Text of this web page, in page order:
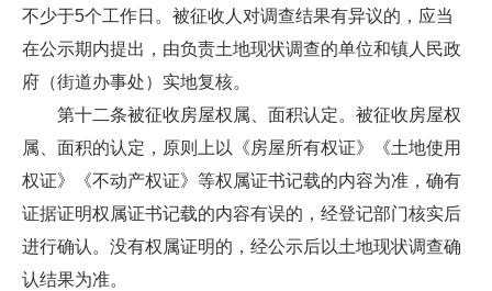
不少于5个工作日。被征收人对调查结果有异议的，应当
在公示期内提出，由负责土地现状调查的单位和镇人民政
府（街道办事处）实地复核。
第十二条被征收房屋权属、面积认定。被征收房屋权
属、面积的认定，原则上以《房屋所有权证》《土地使用
权证》《不动产权证》等权属证书记载的内容为准，确有
证据证明权属证书记载的内容有误的，经登记部门核实后
进行确认。没有权属证明的，经公示后以土地现状调查确
认结果为准。